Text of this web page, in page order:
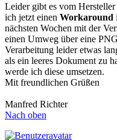
Leider gibt es vom
ich jetzt einen Workaround
nächsten Wochen mit der
einen Umweg über eine
Verarbeitung leider etwas
als ein leeres Dokument zu
werde ich diese umsetzen.
Mit freundlichen Grüßen
Manfred Richter
Nach oben